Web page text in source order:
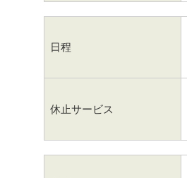
日程
休止サービス